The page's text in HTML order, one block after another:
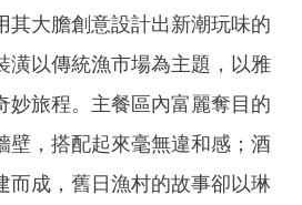
其大膽創意設計出新潮玩味的
潢以傳統漁市場為主題，以雅
妙旅程。主餐區內富麗奪目的
壁，搭配起來毫無違和感；酒
而成，舊日漁村的故事卻以琳